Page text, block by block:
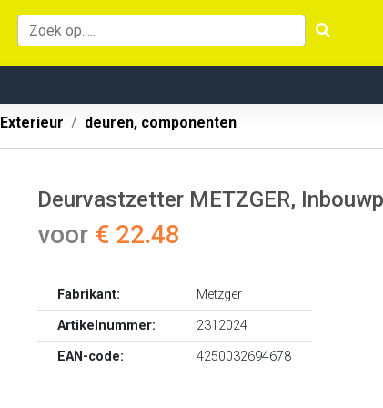
Exterieur deuren, componenten
Deurvastzetter METZGER,
voor € 22.48
Fabrikant:
Metzger
Artikelnummer:
2312024
EAN-code:
4250032694678